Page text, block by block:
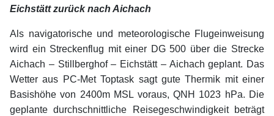
Eichstätt zurück nach Aichach
Als navigatorische und meteorologische Flugeinweisung
wird ein Streckenflug mit einer DG 500 über die Strecke
Aichach – Stillberghof – Eichstätt – Aichach geplant. Das
Wetter aus PC-Met Toptask sagt gute Thermik mit einer
Basishöhe von 2400m MSL voraus, QNH 1023 hPa. Die
geplante durchschnittliche Reisegeschwindigkeit beträgt